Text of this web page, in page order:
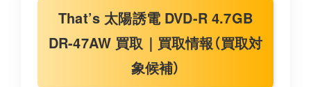
That’s 太陽誘電 DVD-R 4.7GB
DR-47AW 買取｜買取情報（買取対
象候補）